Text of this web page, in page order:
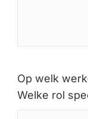
Op welk
Welke rol